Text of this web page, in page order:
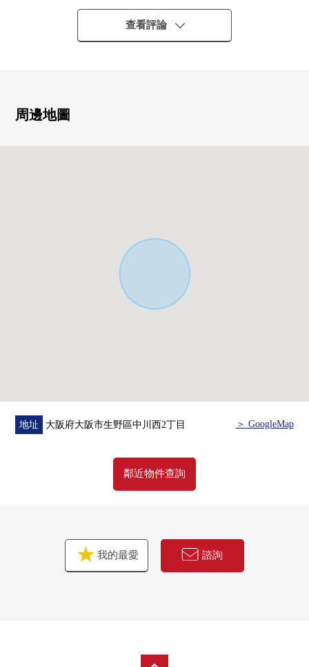
◇房型/2DK
◇生活便利性和成熟穩重的居住環境的平衡好的區域
◇1樓部分也能討論作為實驗室、事務所的利用
◇生野勝山郵局步行5分鐘(約330m)
查看評論
周邊地圖
地址 大阪府大阪市生野區中川西2丁目 ＞ GoogleMap
鄰近物件查詢
我的最愛 諮詢